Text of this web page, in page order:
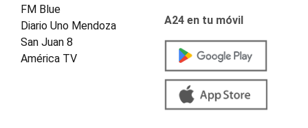
FM Blue
Diario Uno Mendoza
San Juan 8
América TV
A24 en tu móvil